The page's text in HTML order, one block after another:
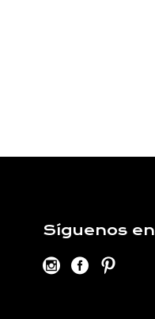
Síguenos en